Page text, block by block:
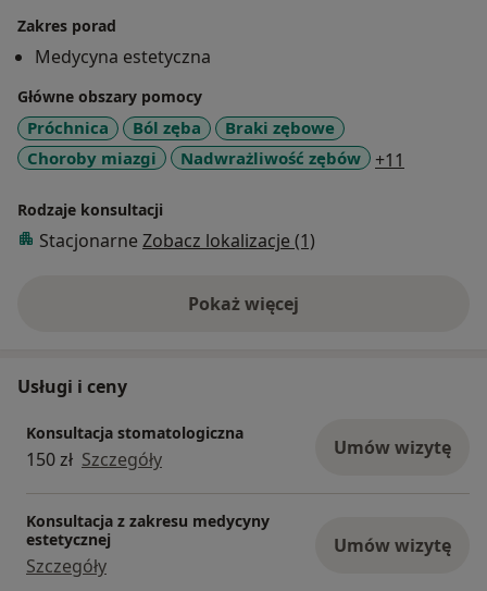
Zakres porad
Medycyna estetyczna
Główne obszary pomocy
Próchnica Ból zęba
Braki zębowe
Choroby miazgi
Nadwrażliwość zębów +11
Rodzaje konsultacji
Stacjonarne Zobacz lokalizacje (1)
Pokaż więcejo doświadczeniu
Usługi i ceny
Konsultacja stomatologiczna
150 zł Szczegóły Umów wizytę
Konsultacja z zakresu medycyny
estetycznej
Szczegóły
Umów wizytę